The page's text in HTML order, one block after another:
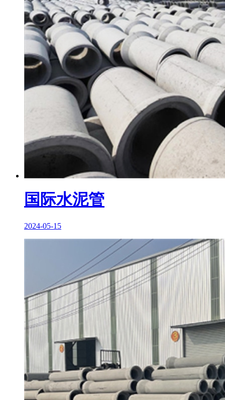
国际水泥管
2024-05-15